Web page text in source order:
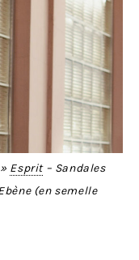
Esprit– Sandales
(en semelle